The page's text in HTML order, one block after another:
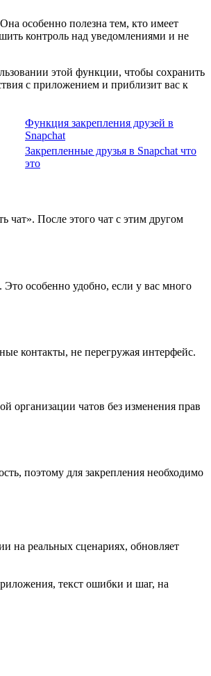
особенно полезна тем, кто имеет
контроль над уведомлениями и не
этой функции, чтобы сохранить
с приложением и приблизит вас к
Функция закрепления друзей в
Snapchat
Закрепленные друзья в Snapchat что
это
чат». После этого чат с этим другом
особенно удобно, если у вас много
контакты, не перегружая интерфейс.
организации чатов без изменения прав
поэтому для закрепления необходимо
на реальных сценариях, обновляет
текст ошибки и шаг, на